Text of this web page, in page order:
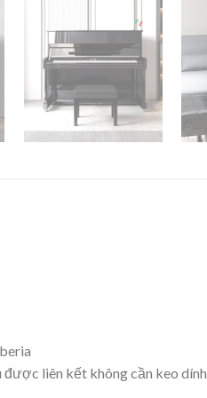
được liên kết không cần keo dính